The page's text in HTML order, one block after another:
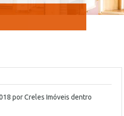
porCreles Imóveis dentro